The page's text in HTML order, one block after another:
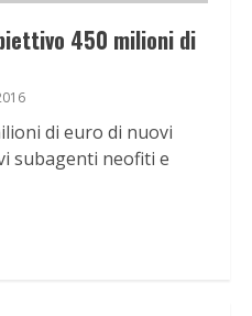
450 milioni di
di euro di nuovi
subagenti neofiti e